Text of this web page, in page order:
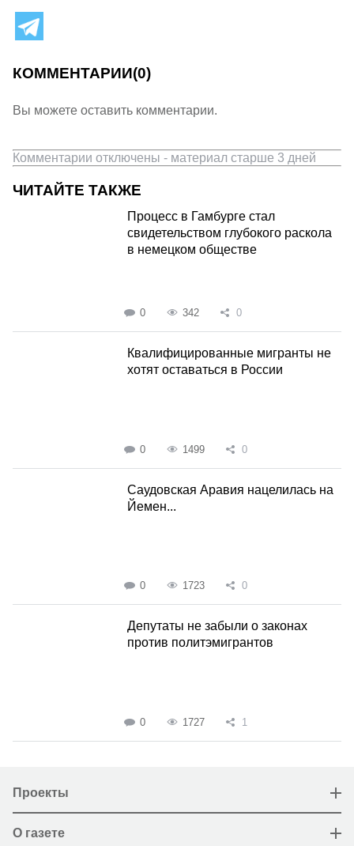
КОММЕНТАРИИ(0)
Вы можете оставить комментарии.
Комментарии отключены - материал старше 3 дней
ЧИТАЙТЕ ТАКЖЕ
Процесс в Гамбурге стал
свидетельством глубокого раскола
в немецком обществе
0 342 0
Квалифицированные мигранты не
хотят оставаться в России
0 1499 0
Саудовская Аравия нацелилась на
Йемен...
0 1723 0
Депутаты не забыли о законах
против политэмигрантов
0 1727 1
Проекты
О газете